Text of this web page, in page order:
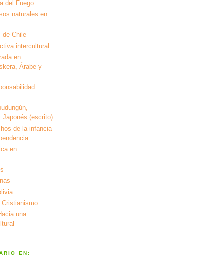
del Fuego
naturales en
de Chile
intercultural
en
Árabe y
Japonés (escrito)
de la infancia
en
Cristianismo
una
EN: